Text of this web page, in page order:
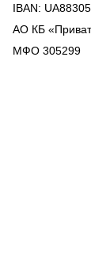
IBAN:
АО КБ
МФО 305299